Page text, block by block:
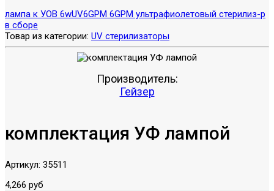
лампа к УОВ 6wUV6GPM 6GPM ультрафиолетовый стерилиз-р
в сборе
Товар из категории: UV стерилизаторы
Производитель:
Гейзер
комплектация УФ лампой
Артикул: 35511
4,266 руб